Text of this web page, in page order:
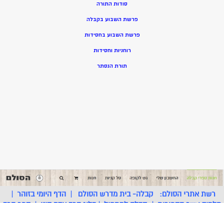
סודות התורה
פרשת השבוע בקבלה
פרשת השבוע בחסידות
רוחניות וחסידות
תורת הנסתר
רשת אתרי הסולם: קבלה- בית מדרש הסולם |הדף היומי בזוהר |